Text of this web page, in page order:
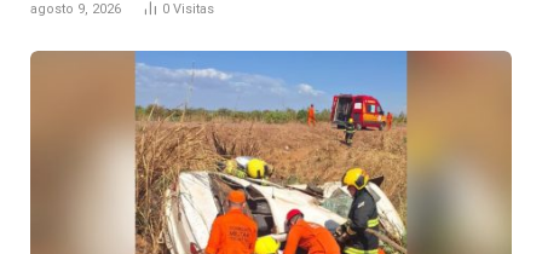
agosto 9, 2026 0 Visitas